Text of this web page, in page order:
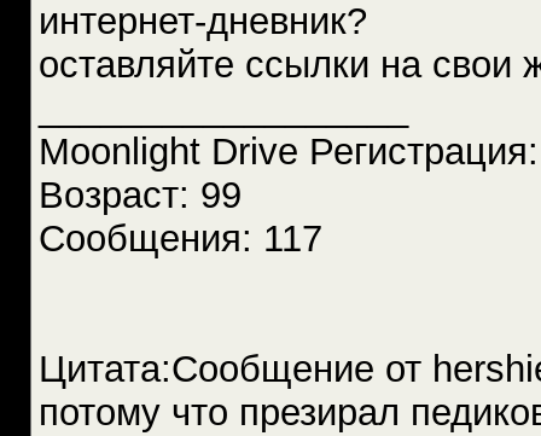
интернет-дневник?
оставляйте ссылки на свои
Moonlight Drive
Возраст: 99
Сообщения: 117
Цитата:Сообщение от
потому что презирал